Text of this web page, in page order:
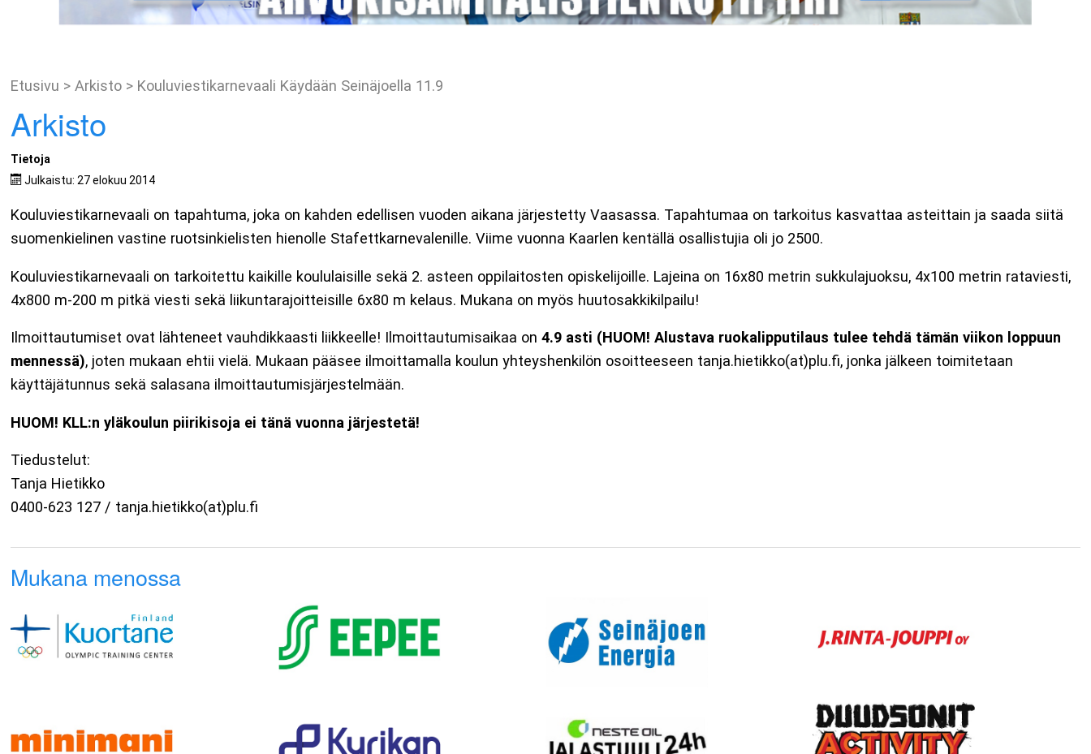
KIRJAUTUMINEN
Etusivu > Arkisto > Kouluviestikarnevaali Käydään Seinäjoella 11.9
Arkisto
Tietoja
Julkaistu: 27 elokuu 2014
Kouluviestikarnevaali on tapahtuma, joka on kahden edellisen vuoden aikana järjestetty Vaasassa. Tapahtumaa on tarkoitus kasvattaa asteittain ja saada siitä
suomenkielinen vastine ruotsinkielisten hienolle Stafettkarnevalenille. Viime vuonna Kaarlen kentällä osallistujia oli jo 2500.
Kouluviestikarnevaali on tarkoitettu kaikille koululaisille sekä 2. asteen oppilaitosten opiskelijoille. Lajeina on 16x80 metrin sukkulajuoksu, 4x100 metrin rataviesti,
4x800 m-200 m pitkä viesti sekä liikuntarajoitteisille 6x80 m kelaus. Mukana on myös huutosakkikilpailu!
Ilmoittautumiset ovat lähteneet vauhdikkaasti liikkeelle! Ilmoittautumisaikaa on4.9 asti (HUOM! Alustava ruokalipputilaus tulee tehdä tämän viikon loppuun
mennessä), joten mukaan ehtii vielä. Mukaan pääsee ilmoittamalla koulun yhteyshenkilön osoitteeseen tanja.hietikko(at)plu.fi, jonka jälkeen toimitetaan
käyttäjätunnus sekä salasana ilmoittautumisjärjestelmään.
HUOM! KLL:n yläkoulun piirikisoja ei tänä vuonna järjestetä!
Tiedustelut:
Tanja Hietikko
0400-623 127 / tanja.hietikko(at)plu.fi
Mukana menossa